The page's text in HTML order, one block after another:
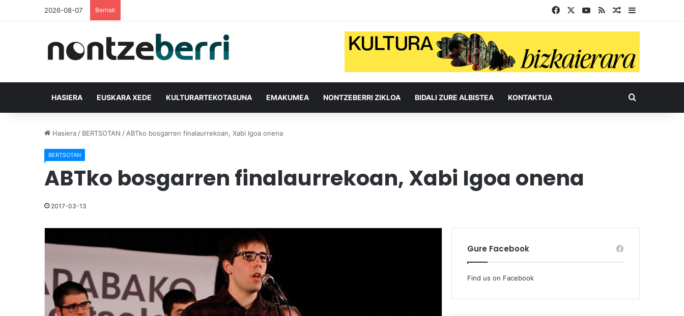
2026-08-07 Berriak Facebook YouTube
RSS Ausazko
HASIERA EUSKARA XEDE KULTURARTEKOTASUNA EMAKUMEA NONTZEBERRI ZIKLOA BIDALI ZURE ALBISTEA KONTAKTUA Bilatu
Hasiera / BERTSOTAN / ABTko bosgarren finalaurrekoan, Xabi Igoa onena
BERTSOTAN
ABTko bosgarren finalaurrekoan, Xabi Igoa onena
2017-03-13
Gure Facebook
Find us on Facebook